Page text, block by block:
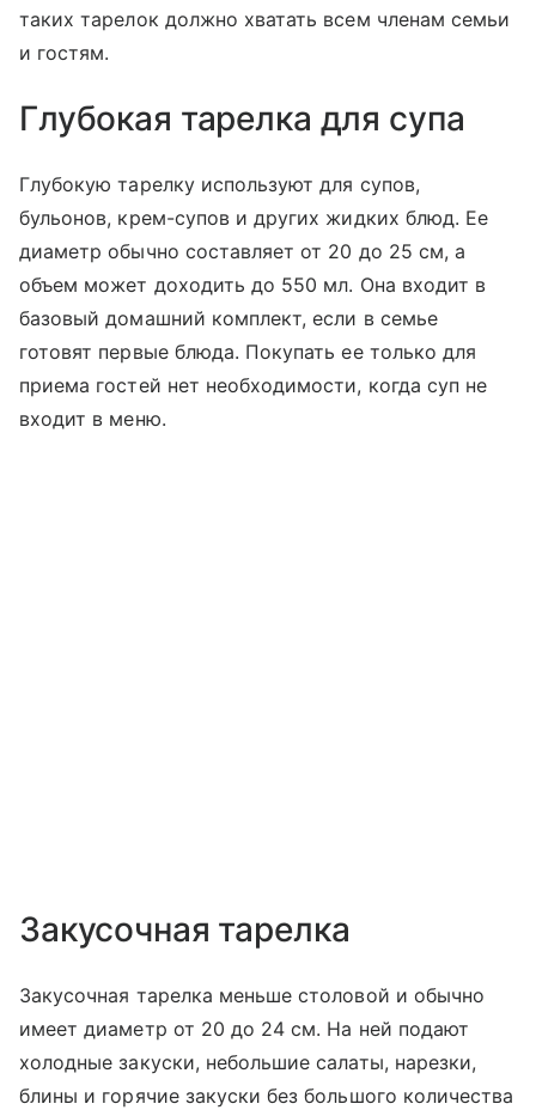
таких тарелок должно хватать всем членам семьи
и гостям.
Глубокая тарелка для супа
Глубокую тарелку используют для супов,
бульонов, крем-супов и других жидких блюд. Ее
диаметр обычно составляет от 20 до 25 см, а
объем может доходить до 550 мл. Она входит в
базовый домашний комплект, если в семье
готовят первые блюда. Покупать ее только для
приема гостей нет необходимости, когда суп не
входит в меню.
Закусочная тарелка
Закусочная тарелка меньше столовой и обычно
имеет диаметр от 20 до 24 см. На ней подают
холодные закуски, небольшие салаты, нарезки,
блины и горячие закуски без большого количества